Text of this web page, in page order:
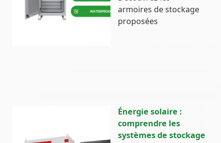
armoires de stockage
proposées
Énergie solaire :
comprendre les
systèmes de stockage